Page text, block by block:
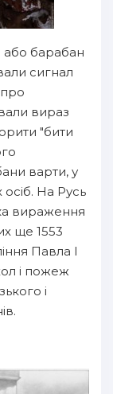
або барабан
сигнал
вираз
"бити
варти, у
На Русь
вираження
ще 1553
Павла I
і пожеж
і